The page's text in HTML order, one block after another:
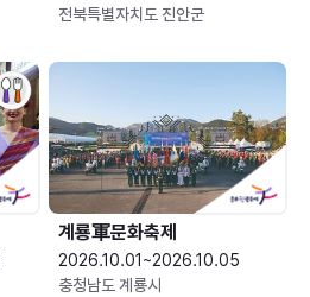
전북특별자치도 진안군
2026.10.01~2026.10.05
충청남도 계룡시